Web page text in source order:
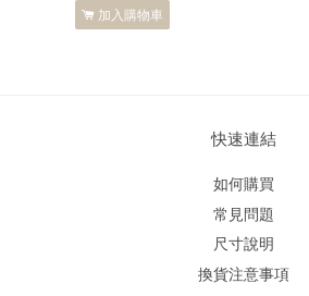
加入購物車
快速連結
如何購買
常見問題
尺寸說明
換貨注意事項